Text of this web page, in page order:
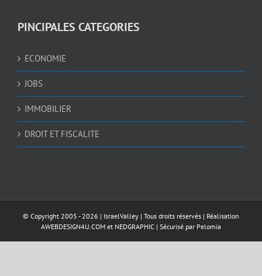
PINCIPALES CATEGORIES
ECONOMIE
JOBS
IMMOBILIER
DROIT ET FISCALITE
© Copyright 2005 -2026 | IsraelValley | Tous droits réservés | Réalisation
AWEBDESIGN4U.COM et NEDGRAPHIC | Sécurisé par Pelomia